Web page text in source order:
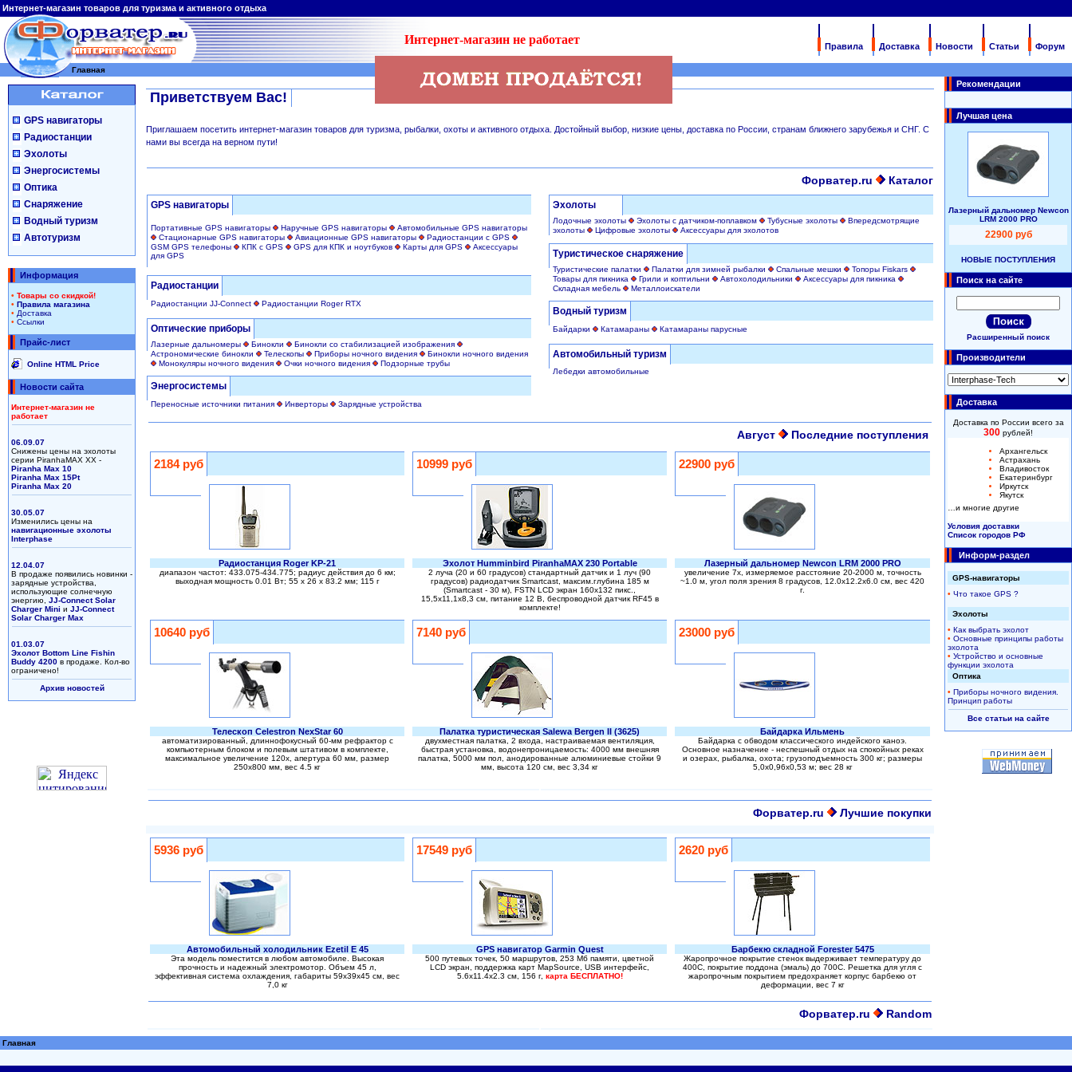
Интернет-магазин товаров для туризма и активного отдыха
Интернет-магазин не работает Правила Доставка Новости Статьи Форум
Главная
Рекомендации
Лучшая цена
Лазерный дальномер Newcon
LRM 2000 PRO
22900 руб
НОВЫЕ ПОСТУПЛЕНИЯ
Поиск на сайте
Расширенный поиск
Производители
Доставка
Доставка по России всего за
300 рублей!
Архангельск
Астрахань
Владивосток
Екатеринбург
Иркутск
Якутск
…и многие другие
Условия доставки
Список городов РФ
Информ-раздел
GPS-навигаторы
• Что такое GPS ?
Эхолоты
• Как выбрать эхолот
• Основные принципы работы
эхолота
• Устройство и основные
функции эхолота
Оптика
• Приборы ночного видения.
Принцип работы
Все статьи на сайте
GPS навигаторы
Радиостанции
Эхолоты
Энергосистемы
Оптика
Снаряжение
Водный туризм
Автотуризм
Информация
• Товары со скидкой!
• Правила магазина
• Доставка
• Ссылки
Прайс-лист
Online HTML Price
Новости сайта
Интернет-магазин не
работает
06.09.07
Снижены цены на эхолоты
серии PiranhaMAX XX -
Piranha Max 10
Piranha Max 15Pt
Piranha Max 20
30.05.07
Изменились цены на
навигационные эхолоты
Interphase
12.04.07
В продаже появились новинки -
зарядные устройства,
использующие солнечную
энергию, JJ-Connect Solar
Charger Mini и JJ-Connect
Solar Charger Max
01.03.07
Эхолот Bottom Line Fishin
Buddy 4200 в продаже. Кол-во
ограничено!
Архив новостей
Приветствуем Вас!
Приглашаем посетить интернет-магазин товаров для туризма, рыбалки, охоты и активного отдыха. Достойный выбор, низкие цены, доставка по России, странам ближнего зарубежья и СНГ. С
нами вы всегда на верном пути!
Форватер.ru Каталог
GPS навигаторы
Портативные GPS навигаторы Наручные GPS навигаторы
Автомобильные GPS навигаторы
Стационарные GPS навигаторы
Авиационные GPS навигаторы
Радиостанции с GPS
GSM GPS телефоны
КПК с GPS GPS для КПК и ноутбуков Карты для GPS
Аксессуары
для GPS
Радиостанции
Радиостанции JJ-Connect Радиостанции Roger RTX
Оптические приборы
Лазерные дальномеры Бинокли
Бинокли со стабилизацией изображения
Астрономические бинокли
Телескопы Приборы ночного видения
Бинокли ночного видения
Монокуляры ночного видения
Очки ночного видения Подзорные трубы
Энергосистемы
Переносные источники питания Инверторы Зарядные устройства
Эхолоты
Лодочные эхолоты Эхолоты с датчиком-поплавком Тубусные эхолоты
Впередсмотрящие
эхолоты
Цифровые эхолоты Аксессуары для эхолотов
Туристическое снаряжение
Туристические палатки Палатки для зимней рыбалки Спальные мешки
Топоры Fiskars
Товары для пикника
Грили и коптильни Автохолодильники
Аксессуары для пикника
Складная мебель
Металлоискатели
Водный туризм
Байдарки Катамараны Катамараны парусные
Автомобильный туризм
Лебедки автомобильные
Август Последние поступления
2184 руб
Радиостанция Roger KP-21
диапазон частот: 433.075-434.775; радиус действия до 6 км;
выходная мощность 0.01 Вт; 55 х 26 х 83.2 мм; 115 г
10999 руб
Эхолот Humminbird PiranhaMAX 230 Portable
2 луча (20 и 60 градусов) стандартный датчик и 1 луч (90
градусов) радиодатчик Smartcast, максим.глубина 185 м
(Smartcast - 30 м), FSTN LCD экран 160х132 пикс.,
15,5x11,1x8,3 см, питание 12 В, беспроводной датчик RF45 в
комплекте!
22900 руб
Лазерный дальномер Newcon LRM 2000 PRO
увеличение 7х, измеряемое расстояние 20-2000 м, точность
~1.0 м, угол поля зрения 8 градусов, 12.0x12.2x6.0 см, вес 420
г.
10640 руб
Телескоп Celestron NexStar 60
автоматизированный, длиннофокусный 60-мм рефрактор с
компьютерным блоком и полевым штативом в комплекте,
максимальное увеличение 120х, апертура 60 мм, размер
250x800 мм, вес 4.5 кг
7140 руб
Палатка туристическая Salewa Bergen II (3625)
двухместная палатка, 2 входа, настраиваемая вентиляция,
быстрая установка, водонепроницаемость: 4000 мм внешняя
палатка, 5000 мм пол, анодированные алюминиевые стойки 9
мм, высота 120 см, вес 3,34 кг
23000 руб
Байдарка Ильмень
Байдарка с обводом классического индейского каноэ.
Основное назначение - неспешный отдых на спокойных реках
и озерах, рыбалка, охота; грузоподъемность 300 кг; размеры
5,0х0,96х0,53 м; вес 28 кг
Форватер.ru Лучшие покупки
5936 руб
Автомобильный холодильник Ezetil E 45
Эта модель поместится в любом автомобиле. Высокая
прочность и надежный электромотор. Объем 45 л,
эффективная система охлаждения, габариты 59x39x45 см, вес
7,0 кг
17549 руб
GPS навигатор Garmin Quest
500 путевых точек, 50 маршрутов, 253 Мб памяти, цветной
LCD экран, поддержка карт MapSource, USB интерфейс,
5.6x11.4x2.3 см, 156 г, карта БЕСПЛАТНО!
2620 руб
Барбекю складной Forester 5475
Жаропрочное покрытие стенок выдерживает температуру до
400С, покрытие поддона (эмаль) до 700С. Решетка для угля с
жаропрочным покрытием предохраняет корпус барбекю от
деформации, вес 7 кг
Форватер.ru Random
Главная